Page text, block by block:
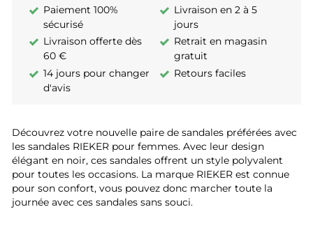
Paiement 100%
sécurisé
Livraison en 2 à 5
jours
Livraison offerte dès
60 €
Retrait en magasin
gratuit
14 jours pour changer
d'avis
Retours faciles
Découvrez votre nouvelle paire de sandales préférées avec
les sandales RIEKER pour femmes. Avec leur design
élégant en noir, ces sandales offrent un style polyvalent
pour toutes les occasions. La marque RIEKER est connue
pour son confort, vous pouvez donc marcher toute la
journée avec ces sandales sans souci.